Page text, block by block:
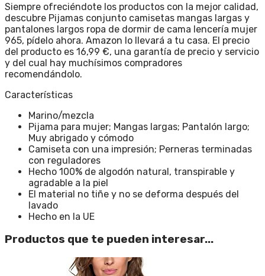
Siempre ofreciéndote los productos con la mejor calidad,
descubre Pijamas conjunto camisetas mangas largas y
pantalones largos ropa de dormir de cama lencería mujer
965, pídelo ahora. Amazon lo llevará a tu casa. El precio
del producto es 16,99 €, una garantía de precio y servicio
y del cual hay muchísimos compradores
recomendándolo.
Características
Marino/mezcla
Pijama para mujer; Mangas largas; Pantalón largo;
Muy abrigado y cómodo
Camiseta con una impresión; Perneras terminadas
con reguladores
Hecho 100% de algodón natural, transpirable y
agradable a la piel
El material no tiñe y no se deforma después del
lavado
Hecho en la UE
Productos que te pueden interesar...